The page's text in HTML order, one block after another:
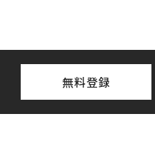
無料登録